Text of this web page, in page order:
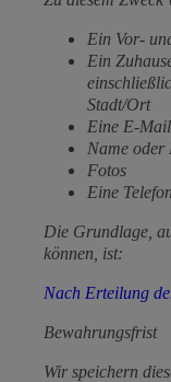
Ein Vor-
Ein
Stadt/Ort
Eine E-
Name oder
Fotos
Eine
Die Grundlage,
können, ist:
Nach Erteilung
Bewahrungsfrist
Wir speichern